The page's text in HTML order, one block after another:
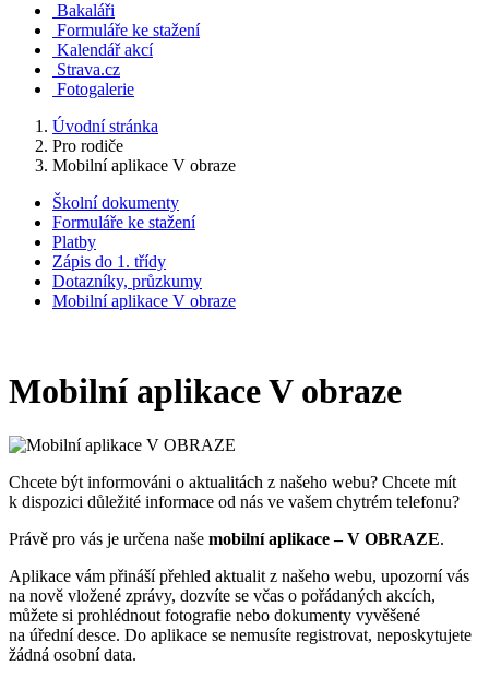
Bakaláři
Formuláře ke stažení
Kalendář akcí
Strava.cz
Fotogalerie
Úvodní stránka
Pro rodiče
Mobilní aplikace V obraze
Školní dokumenty
Formuláře ke stažení
Platby
Zápis do 1. třídy
Dotazníky, průzkumy
Mobilní aplikace V obraze
Mobilní aplikace V obraze
Chcete být informováni o aktualitách z našeho webu? Chcete mít
k dispozici důležité informace od nás ve vašem chytrém telefonu?
Právě pro vás je určena naše mobilní aplikace – V OBRAZE.
Aplikace vám přináší přehled aktualit z našeho webu, upozorní vás
na nově vložené zprávy, dozvíte se včas o pořádaných akcích,
můžete si prohlédnout fotografie nebo dokumenty vyvěšené
na úřední desce. Do aplikace se nemusíte registrovat, neposkytujete
žádná osobní data.